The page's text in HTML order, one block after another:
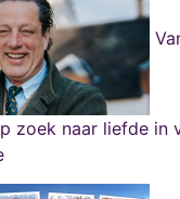
zoek naar liefde in